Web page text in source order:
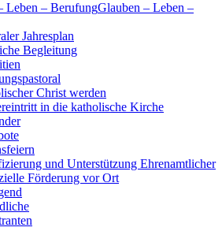
Glauben – Leben –
Jahresplan
Begleitung
Christ werden
in die katholische Kirche
und Unterstützung Ehrenamtlicher
Förderung vor Ort